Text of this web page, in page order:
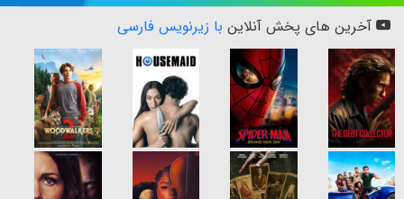
آخرین های پخش آنلاین با زیرنویس فارسی